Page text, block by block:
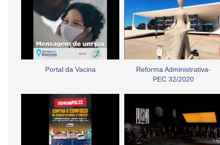
Portal da Vacina
Reforma Administrativa-
PEC 32/2020